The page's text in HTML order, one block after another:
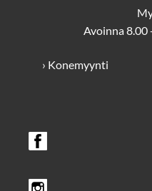
Avoinna 8.00
› Konemyynti